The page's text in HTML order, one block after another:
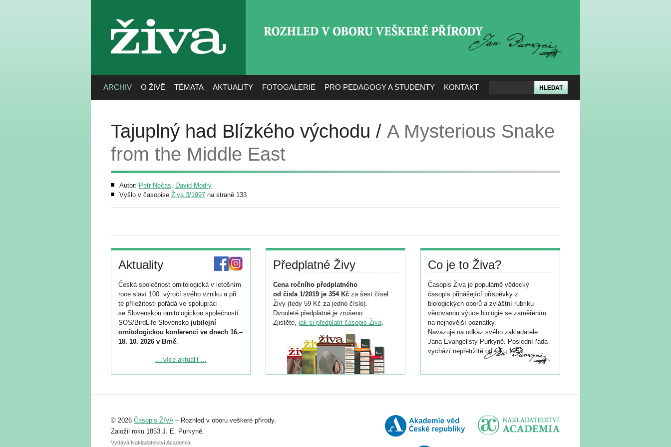
živa
ARCHIV O ŽIVĚ TÉMATA AKTUALITY FOTOGALERIE PRO PEDAGOGY A STUDENTY KONTAKT
Tajuplný had Blízkého východu / A Mysterious Snake
from the Middle East
Autor: Petr Nečas, David Modrý
Vyšlo v časopise Živa 3/1997 na straně 133
Aktuality
Česká společnost ornitologická v letošním
roce slaví 100. výročí svého vzniku a při
té příležitosti pořádá ve spolupráci
se Slovenskou ornitologickou společností
SOS/BirdLife Slovensko jubilejní
ornitologickou konferenci ve dnech 16.–
18. 10. 2026 v Brně.
Podrobnější informace ke konferenci
Registrovat se můžete do 6. září.
abstraktu přihlášené přednášky nebo
posteru je už 30. června.
... více aktualit ...
Předplatné Živy
Cena ročního předplatného
od čísla 1/2019 je 354 Kč za šest čísel
Živy (tedy 59 Kč za jedno číslo).
Dvouleté předplatné je zrušeno.
Zjistěte, jak si předplatit časopis Živa.
Co je to Živa?
Časopis Živa je populárně vědecký
časopis přinášející příspěvky z
biologických oborů a zvláštní rubriku
věnovanou výuce biologie se zaměřením
na nejnovější poznatky.
Navazuje na odkaz svého zakladatele
Jana Evangelisty Purkyně. Poslední řada
vychází nepřetržitě od roku 1953.
© 2026 Časopis ŽIVA– Rozhled v oboru veškeré přírody.
Založil roku 1853 J. E. Purkyně.
Vydává Nakladatelství Academia,